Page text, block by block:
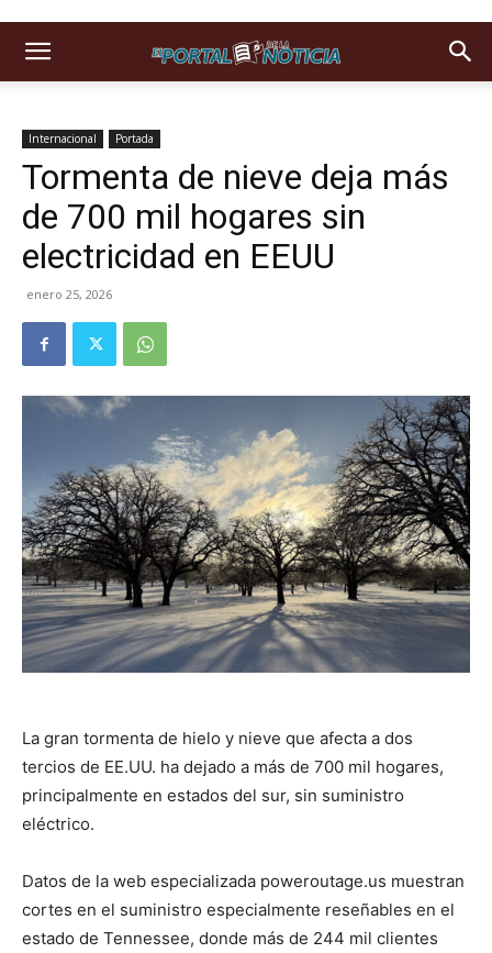
Internacional Portada
Tormenta de nieve deja más
de 700 mil hogares sin
electricidad en EEUU
enero 25, 2026
La gran tormenta de hielo y nieve que afecta a dos
tercios de EE.UU. ha dejado a más de 700 mil hogares,
principalmente en estados del sur, sin suministro
eléctrico.
Datos de la web especializada poweroutage.us muestran
cortes en el suministro especialmente reseñables en el
estado de Tennessee, donde más de 244 mil clientes